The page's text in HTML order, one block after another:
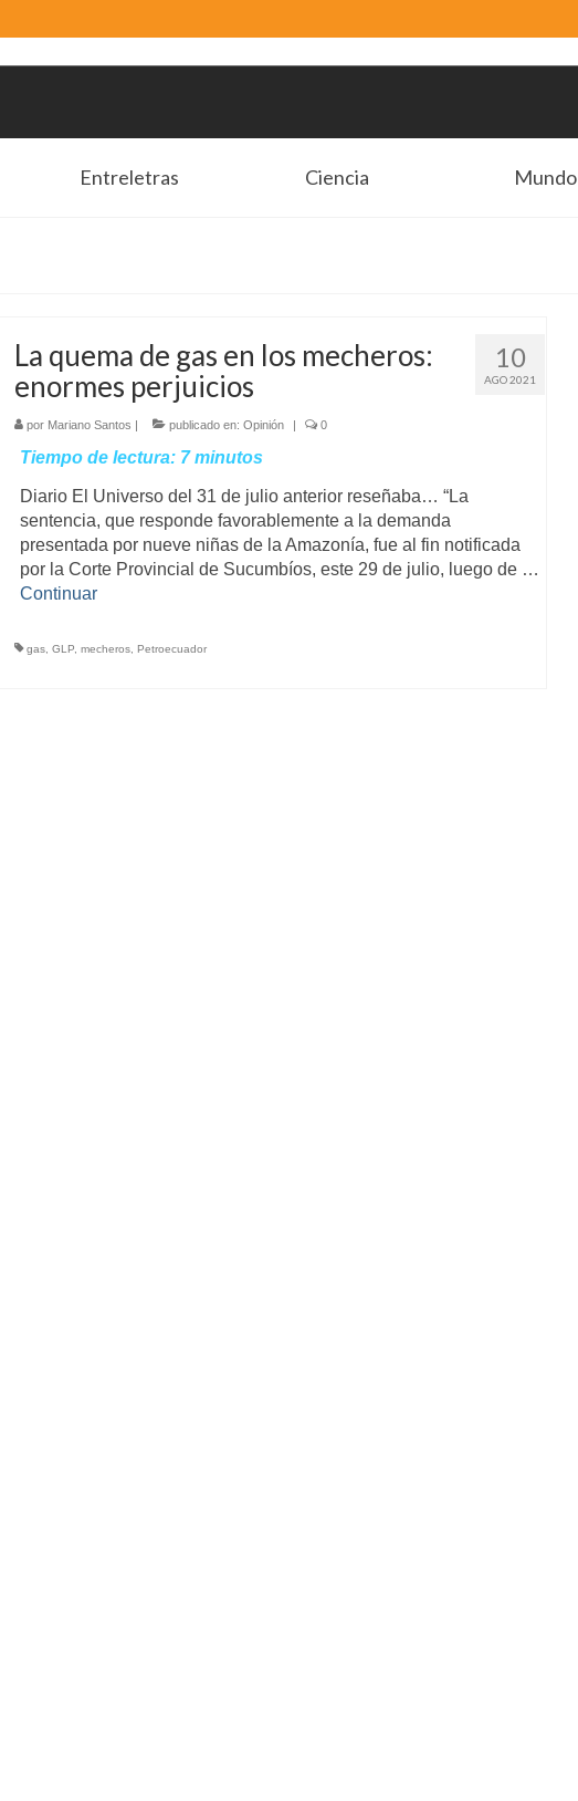
Entreletras Ciencia Mundo
10
AGO 2021
La quema de gas en los mecheros:
enormes perjuicios
por Mariano Santos | publicado en: Opinión | 0
Tiempo de lectura: 7 minutos
Diario El Universo del 31 de julio anterior reseñaba… “La
sentencia, que responde favorablemente a la demanda
presentada por nueve niñas de la Amazonía, fue al fin notificada
por la Corte Provincial de Sucumbíos, este 29 de julio, luego de …
Continuar
gas, GLP, mecheros, Petroecuador